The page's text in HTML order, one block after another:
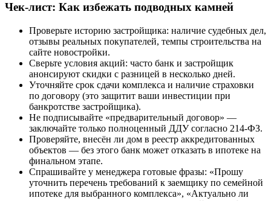
Чек-лист: Как избежать подводных камней
Проверьте историю застройщика: наличие судебных дел,
отзывы реальных покупателей, темпы строительства на
сайте новостройки.
Сверьте условия акций: часто банк и застройщик
анонсируют скидки с разницей в несколько дней.
Уточняйте срок сдачи комплекса и наличие страховки
по договору (это защитит ваши инвестиции при
банкротстве застройщика).
Не подписывайте «предварительный договор» —
заключайте только полноценный ДДУ согласно 214-ФЗ.
Проверяйте, внесён ли дом в реестр аккредитованных
объектов — без этого банк может отказать в ипотеке на
финальном этапе.
Спрашивайте у менеджера готовые фразы: «Прошу
уточнить перечень требований к заемщику по семейной
ипотеке для выбранного комплекса», «Актуально ли